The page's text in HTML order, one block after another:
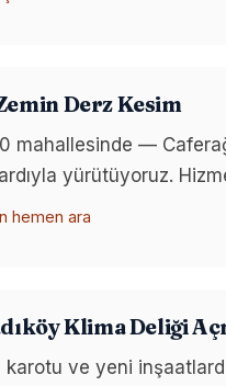
Derz Kesim
mahallesinde —
yürütüyoruz.
hemen ara
Klima Deliği
ve yeni